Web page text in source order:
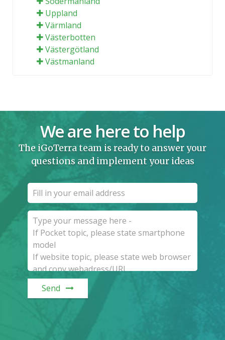
Uppland
Värmland
Västerbotten
Västergötland
Västmanland
We are here to help
The iGoTerra team is ready to answer your
questions and implement your ideas
Send